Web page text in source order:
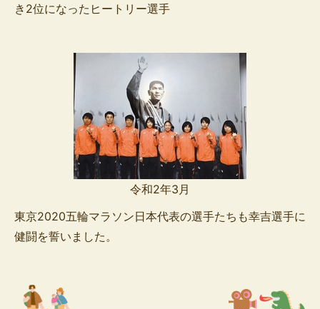
き2位になったヒートリー選手
令和2年3月
東京2020五輪マラソン日本代表の選手たちも幸吉選手に
健闘を誓いました。